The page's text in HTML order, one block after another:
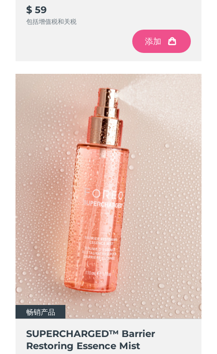
$ 59
包括增值税和关税
添加
畅销产品
SUPERCHARGED™ Barrier
Restoring Essence Mist
斯洛伐克
预计送达日期 2026/8/10
预计送达日期
西班牙 2026/8/10
瑞典 预计送达日期2026/8/10
瑞士 预计送达日期 2026/8/10
台湾 预计送达日期 2026/8/15
泰国 预计送达日期2026/8/14
土耳其 预计送达日期 2026/8/11
阿拉伯联合酋长国 预计送达日期2026/8/11
英国 预计送达日期 2026/8/10
美国 预计送达日期2026/8/11
乌兹别克斯坦 预计送达日期2026/8/15
越南 预计送达日期